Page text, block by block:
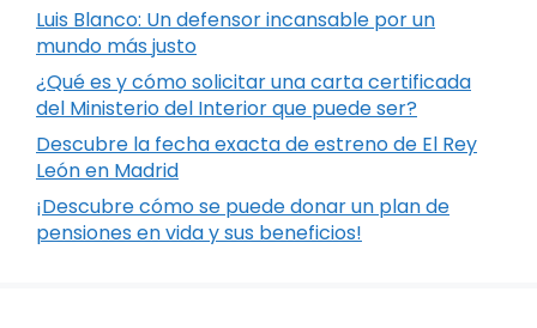
Luis Blanco: Un defensor incansable por un
mundo más justo
¿Qué es y cómo solicitar una carta certificada
del Ministerio del Interior que puede ser?
Descubre la fecha exacta de estreno de El Rey
León en Madrid
¡Descubre cómo se puede donar un plan de
pensiones en vida y sus beneficios!